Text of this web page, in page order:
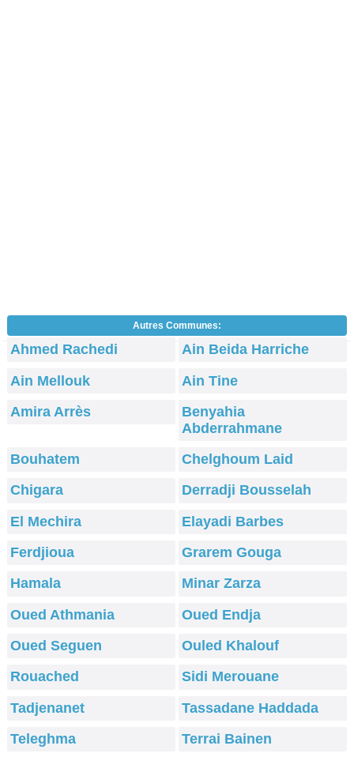
Autres Communes:
Ahmed Rachedi
Ain Beida Harriche
Ain Mellouk
Ain Tine
Amira Arrès
Benyahia
Abderrahmane
Bouhatem
Chelghoum Laid
Chigara
Derradji Bousselah
El Mechira
Elayadi Barbes
Ferdjioua
Grarem Gouga
Hamala
Minar Zarza
Oued Athmania
Oued Endja
Oued Seguen
Ouled Khalouf
Rouached
Sidi Merouane
Tadjenanet
Tassadane Haddada
Teleghma
Terrai Bainen